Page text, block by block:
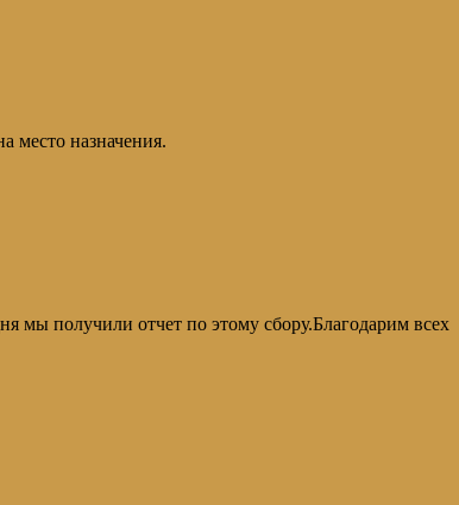
назначения.
мы получили отчет по этому сбору.Благодарим всех